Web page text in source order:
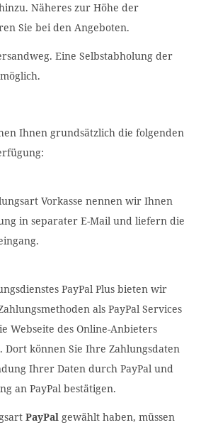
Näheres zur Höhe der
Sie bei den Angeboten.
Eine Selbstabholung der
Ihnen grundsätzlich die folgenden
Vorkasse nennen wir Ihnen
in separater E-Mail und liefern die
PayPal Plus bieten wir
als PayPal Services
Webseite des Online-Anbieters
Dort können Sie Ihre Zahlungsdaten
Ihrer Daten durch PayPal und
an PayPal bestätigen.
PayPal gewählt haben, müssen